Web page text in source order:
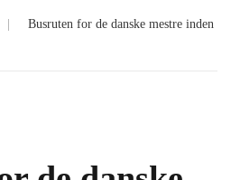
Busruten for de danske mestre inden